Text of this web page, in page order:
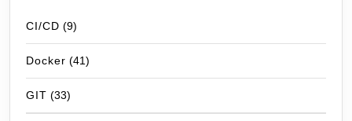
CI/CD (9)
Docker (41)
GIT (33)